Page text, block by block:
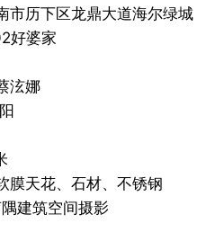
市历下区龙鼎大道海尔绿城
好婆家
泫娜
膜天花、石材、不锈钢
建筑空间摄影